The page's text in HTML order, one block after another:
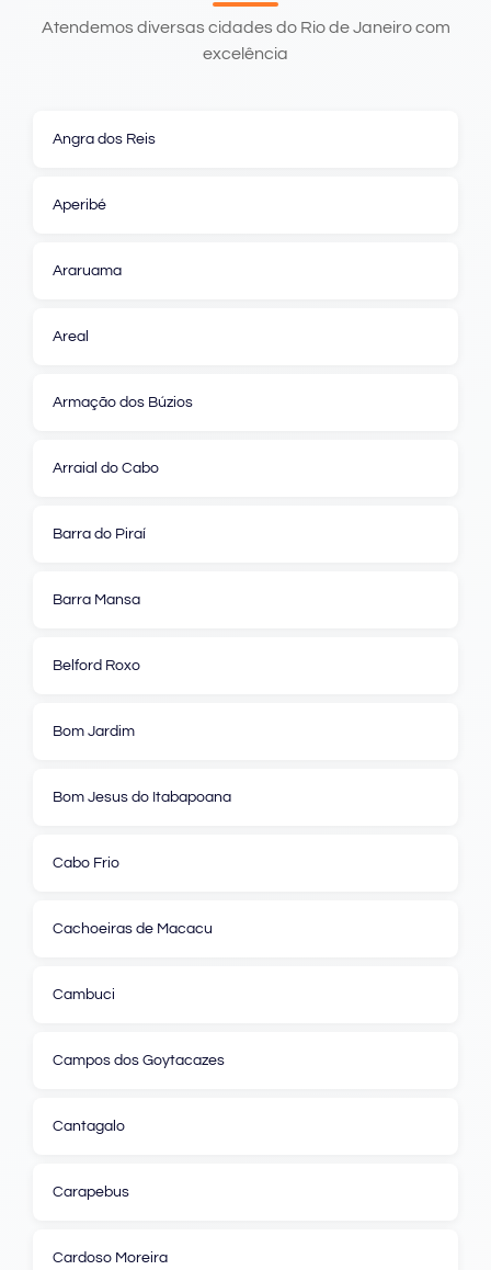
Atendemos diversas cidades do Rio de Janeiro com
excelência
Angra dos Reis
Aperibé
Araruama
Areal
Armação dos Búzios
Arraial do Cabo
Barra do Piraí
Barra Mansa
Belford Roxo
Bom Jardim
Bom Jesus do Itabapoana
Cabo Frio
Cachoeiras de Macacu
Cambuci
Campos dos Goytacazes
Cantagalo
Carapebus
Cardoso Moreira